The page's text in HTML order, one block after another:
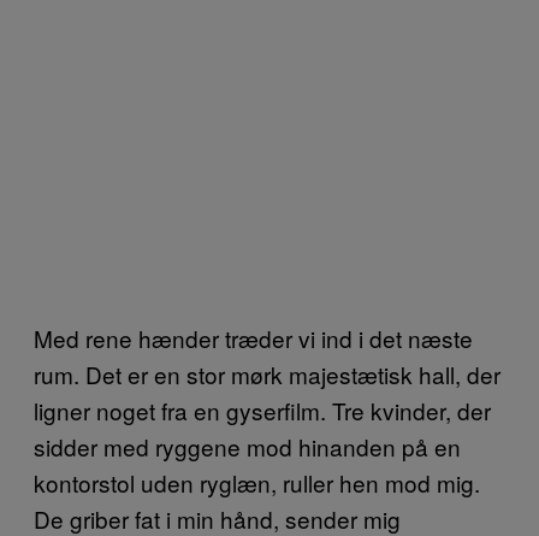
Med rene hænder træder vi ind i det næste
rum. Det er en stor mørk majestætisk hall, der
ligner noget fra en gyserfilm. Tre kvinder, der
sidder med ryggene mod hinanden på en
kontorstol uden ryglæn, ruller hen mod mig.
De griber fat i min hånd, sender mig